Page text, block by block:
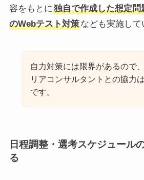
容をもとに 独自で作成した想定問
のWebテスト対策なども実施して
自力対策には限界があるので
リアコンサルタントとの協力
です。
日程調整・選考スケジュール
る